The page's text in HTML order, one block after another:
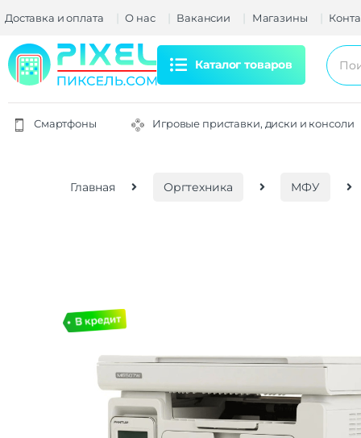
Доставка и оплата О нас Вакансии Магазины
Каталог товаров
Смартфоны Игровые приставки, диски и консоли
Главная Оргтехника МФУ